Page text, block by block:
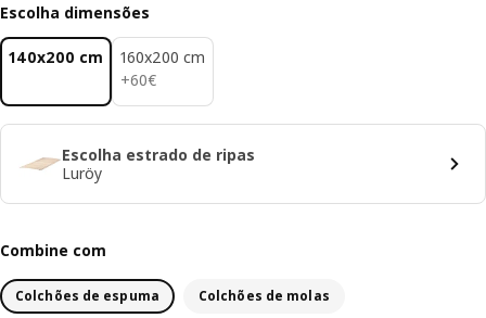
Escolha dimensões
140x200 cm
160x200 cm
+60€
60€
Escolha estrado de ripas
Luröy
Combine com
Colchões de espuma Colchões de molas